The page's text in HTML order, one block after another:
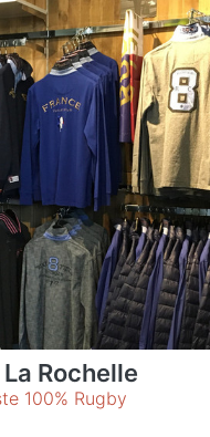
Rochelle
100% Rugby